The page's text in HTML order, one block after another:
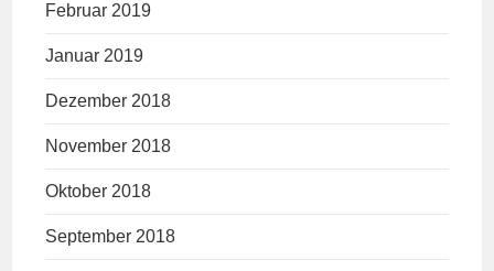
Februar 2019
Januar 2019
Dezember 2018
November 2018
Oktober 2018
September 2018